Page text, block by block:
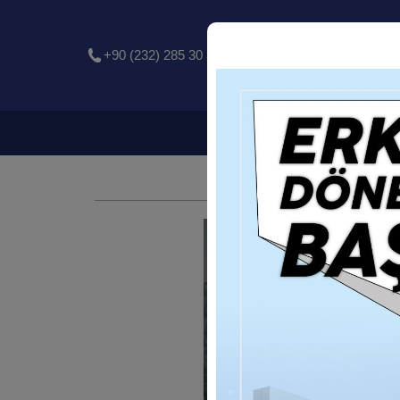
+90 (232) 285 30 30
Anasayfa